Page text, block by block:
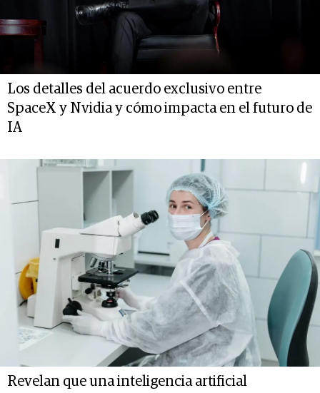
Los detalles del acuerdo exclusivo entre
SpaceX y Nvidia y cómo impacta en el futuro de
IA
Revelan que una inteligencia artificial